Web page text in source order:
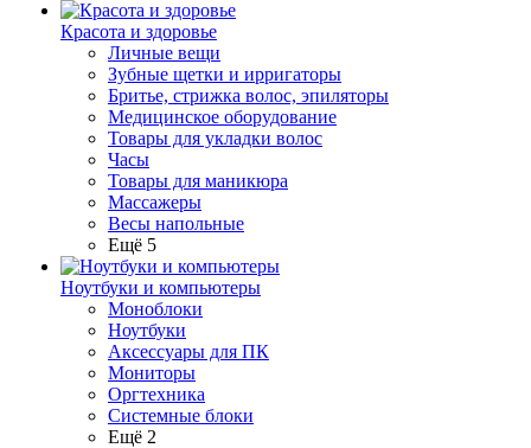
Красота и здоровье
Личные вещи
Зубные щетки и ирригаторы
Бритье, стрижка волос, эпиляторы
Медицинское оборудование
Товары для укладки волос
Часы
Товары для маникюра
Массажеры
Весы напольные
Ещё 5
Ноутбуки и компьютеры
Моноблоки
Ноутбуки
Аксессуары для ПК
Мониторы
Оргтехника
Системные блоки
Ещё 2